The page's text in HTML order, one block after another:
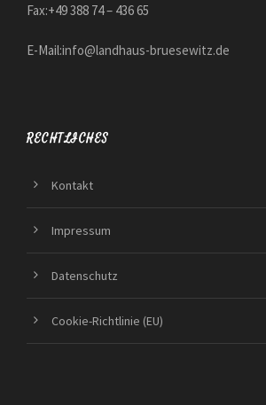
Fax:+49 388 74 – 436 65
E-Mail:info@landhaus-bruesewitz.de
RECHTLICHES
Kontakt
Impressum
Datenschutz
Cookie-Richtlinie (EU)